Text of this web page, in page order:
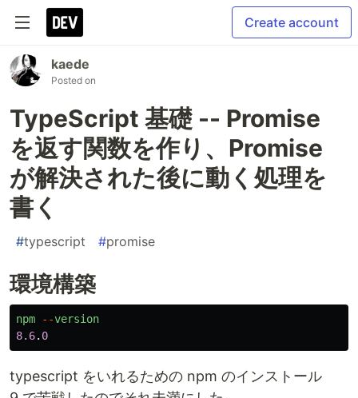
Create account
kaede
Posted on
TypeScript 基礎 -- Promise
を返す関数を作り、Promise
が解決された後に動く処理を
書く
#typescript #promise
環境構築
npm --version
8.6. 0
typescript をいれるための npm のインストール